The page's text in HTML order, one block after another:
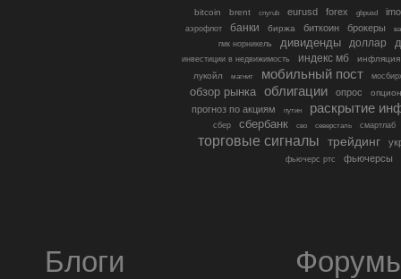
bitcoin brent cnyrub eurusd forex gbpusd
аэрофлот банки биржа биткоин брокеры
гмк норникель
дивиденды доллар
инвестиции в недвижимость индекс мб
инфляция
лукойл
магнит мобильный пост
обзор рынка облигации опрос
прогноз по акциям путин раскрытие
сбер сбербанк сво северсталь смартлаб
торговые сигналы трейдинг
фьючерс ртс фьючерсы
Блоги